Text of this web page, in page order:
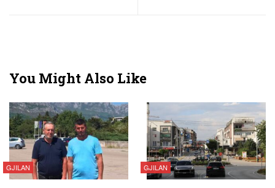
You Might Also Like
GJILAN GJILAN